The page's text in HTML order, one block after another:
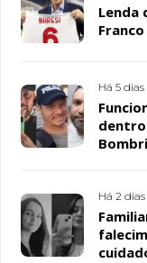
Lenda
Há 5 dias
Há 2 dias